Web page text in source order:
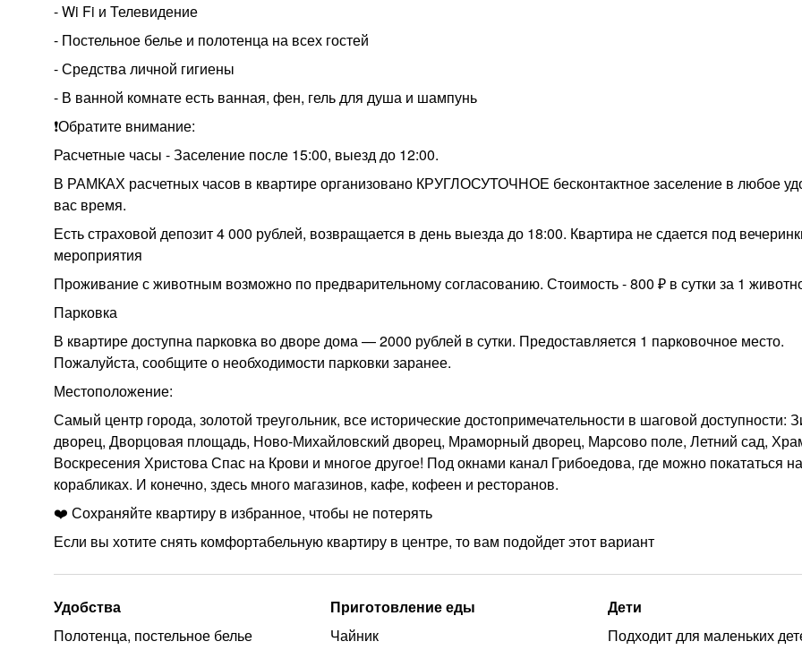
- Wi Fi и Телевидение
- Постельное белье и полотенца на всех гостей
- Средства личной гигиены
- В ванной комнате есть ванная, фен, гель для душа и шампунь
❗Обратите внимание:
Расчетные часы - Заселение после 15:00, выезд до 12:00.
В РАМКАХ расчетных часов в квартире организовано КРУГЛОСУТОЧНОЕ бесконтактное заселение в любое
вас время.
Есть страховой депозит 4 000 рублей, возвращается в день выезда до 18:00. Квартира не сдается под
мероприятия
Проживание с животным возможно по предварительному согласованию. Стоимость - 800 ₽ в сутки за 1
Парковка
В квартире доступна парковка во дворе дома — 2000 рублей в сутки. Предоставляется 1 парковочное место.
Пожалуйста, сообщите о необходимости парковки заранее.
Местоположение:
Самый центр города, золотой треугольник, все исторические достопримечательности в шаговой доступности:
дворец, Дворцовая площадь, Ново-Михайловский дворец, Мраморный дворец, Марсово поле, Летний сад,
Воскресения Христова Спас на Крови и многое другое! Под окнами канал Грибоедова, где можно покататься на
корабликах. И конечно, здесь много магазинов, кафе, кофеен и ресторанов.
❤️ Сохраняйте квартиру в избранное, чтобы не потерять
Если вы хотите снять комфортабельную квартиру в центре, то вам подойдет этот вариант
Удобства
Полотенца, постельное белье
Приготовление еды
Чайник
Дети
Подходит для маленьких